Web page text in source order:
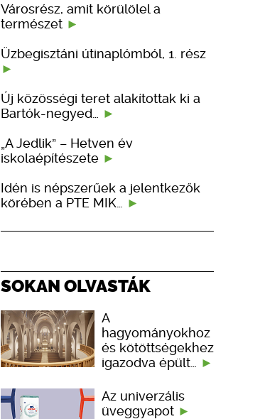
Városrész, amit körülölel a
természet
Üzbegisztáni útinaplómból, 1. rész
Új közösségi teret alakítottak ki a
Bartók-negyed…
„A Jedlik” – Hetven év
iskolaépítészete
Idén is népszerűek a jelentkezők
körében a PTE MIK…
SOKAN OLVASTÁK
A
hagyományokhoz
és kötöttségekhez
igazodva épült…
Az univerzális
üveggyapot